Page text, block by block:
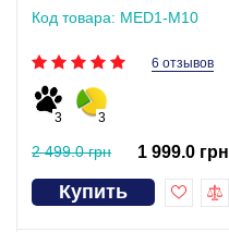
Код товара: MED1-M10
6 отзывов
3 3
2 499.0 грн 1 999.0 грн
Купить